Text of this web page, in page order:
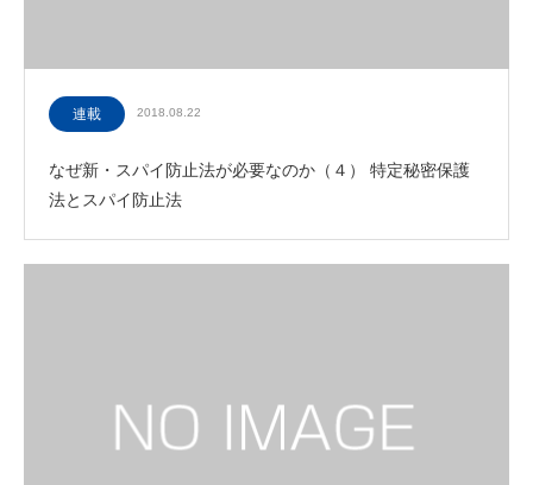
連載 2018.08.22
なぜ新・スパイ防止法が必要なのか（４） 特定秘密保護
法とスパイ防止法